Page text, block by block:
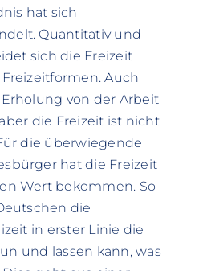
hat sich
Quantitativ und
sich die Freizeit
Auch
von der Arbeit
die Freizeit ist nicht
die überwiegende
hat die Freizeit
Wert bekommen. So
die
in erster Linie die
und lassen kann, was